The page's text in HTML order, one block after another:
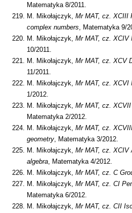
Matematyka 8/2011.
M. Mikołajczyk, Mr MAT, cz. XCIII
complex numbers, Matematyka 9/
M. Mikołajczyk, Mr MAT, cz. XCIV
10/2011.
M. Mikołajczyk, Mr MAT, cz. XCV
11/2011.
M. Mikołajczyk, Mr MAT, cz. XCVI
1/2012.
M. Mikołajczyk, Mr MAT, cz.
Matematyka 2/2012.
M. Mikołajczyk, Mr MAT, cz.
geometry, Matematyka 3/2012.
M. Mikołajczyk, Mr MAT, cz. XCIV
algebra, Matematyka 4/2012.
M. Mikołajczyk, Mr MAT, cz. C
M. Mikołajczyk, Mr MAT, cz. CI
Matematyka 6/2012.
M. Mikołajczyk, Mr MAT, cz. CII